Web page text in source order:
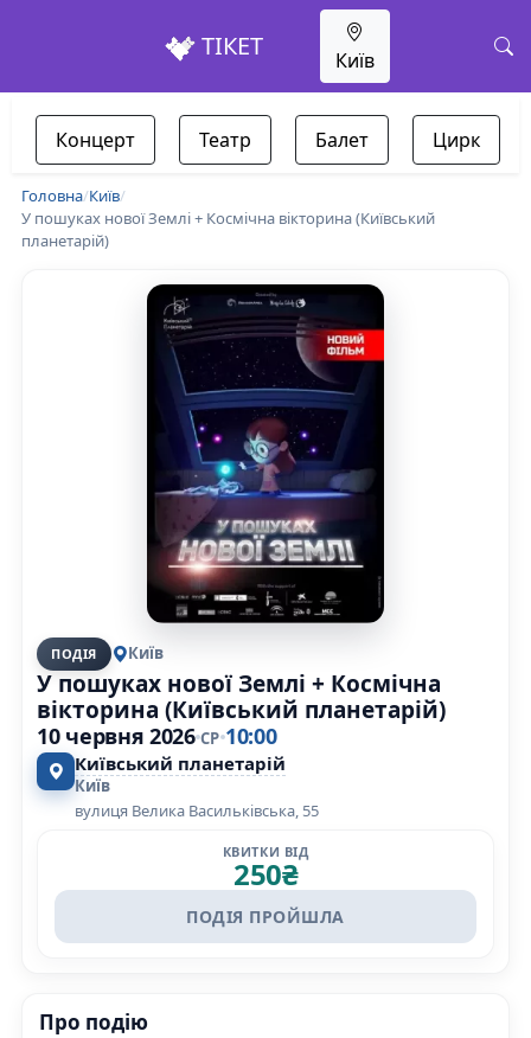
ТІКЕТ Київ
Концерт Театр Балет Цирк
Головна/Київ/
У пошуках нової Землі + Космічна вікторина (Київський
планетарій)
ПОДІЯ Київ
У пошуках нової Землі + Космічна
вікторина (Київський планетарій)
10 червня 2026 СР 10:00
Київський планетарій
Київ
вулиця Велика Васильківська, 55
КВИТКИ ВІД
250₴
ПОДІЯ ПРОЙШЛА
Про подію